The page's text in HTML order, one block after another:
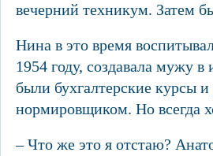
вечерний техникум. Затем
Нина в это время
1954 году, создавала мужу
были бухгалтерские курсы
нормировщиком. Но всегда
– Что же это я отстаю?